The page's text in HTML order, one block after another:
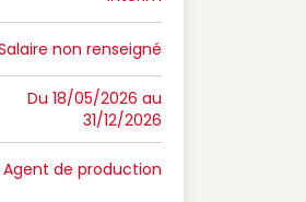
non renseigné
Du 18/05/2026 au
31/12/2026
Agent de production